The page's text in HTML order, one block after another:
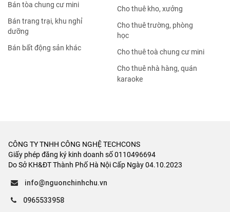
Bán tòa chung cư mini
Bán trang trại, khu nghỉ
dưỡng
Bán bất động sản khác
Cho thuê kho, xưởng
Cho thuê trường, phòng
học
Cho thuê toà chung cư mini
Cho thuê nhà hàng, quán
karaoke
CÔNG TY TNHH CÔNG NGHỆ TECHCONS
Giấy phép đăng ký kinh doanh số 0110496694
Do Sở KH&ĐT Thành Phố Hà Nội Cấp Ngày 04.10.2023
info@nguonchinhchu.vn
0965533958